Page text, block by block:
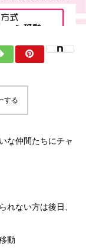
する
な仲間たちにチャ
れない方は後日、
動